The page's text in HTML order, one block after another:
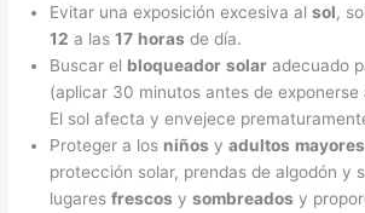
Evitar una exposición excesiva alsol,
12 a las17 horas de día.
Buscar el bloqueador solar adecuado
(aplicar 30 minutos antes de exponerse
El sol afecta y envejece
Proteger a los niños yadultos mayores
protección solar, prendas de algodón y
lugaresfrescos ysombreados y